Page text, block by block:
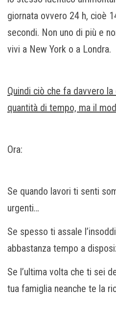
giornata ovvero 24 h, cioè
secondi. Non uno di più e
vivi a New York o a Londra.
Quindi ciò che fa davvero
quantità di tempo, ma il
Ora:
Se quando lavori ti senti
urgenti…
Se spesso ti assale
abbastanza tempo a
Se l’ultima volta che ti sei
tua famiglia neanche te la